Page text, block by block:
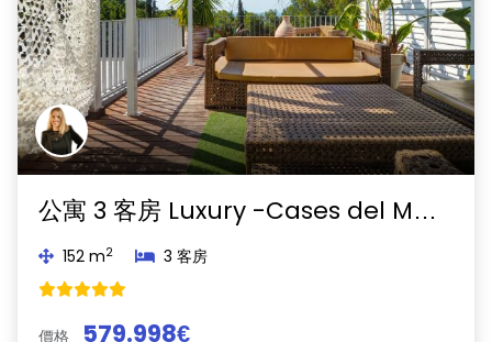
Previous Next
公寓 3 客房 Luxury -Cases del Mar - Blaumar-Sant Pere de Ribes
152 m2 3 客房
價格 579.998€